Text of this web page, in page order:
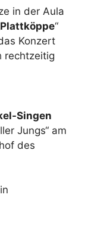
in der Aula
Plattköppe“
Konzert
rechtzeitig
Singen
Jungs“ am
des